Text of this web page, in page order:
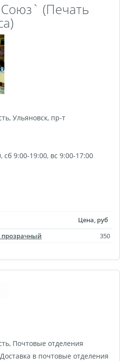
(Печать
, Ульяновск, пр-т
сб 9:00-19:00, вс 9:00-17:00
Цена, руб
350
, Почтовые отделения
Доставка в почтовые отделения